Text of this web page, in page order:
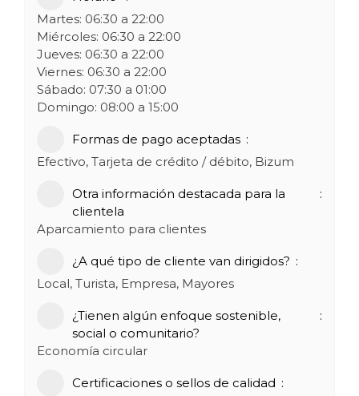
Martes: 06:30 a 22:00
Miércoles: 06:30 a 22:00
Jueves: 06:30 a 22:00
Viernes: 06:30 a 22:00
Sábado: 07:30 a 01:00
Domingo: 08:00 a 15:00
Formas de pago aceptadas
Efectivo, Tarjeta de crédito / débito, Bizum
Otra información destacada para la
clientela
Aparcamiento para clientes
¿A qué tipo de cliente van dirigidos?
Local, Turista, Empresa, Mayores
¿Tienen algún enfoque sostenible,
social o comunitario?
Economía circular
Certificaciones o sellos de calidad